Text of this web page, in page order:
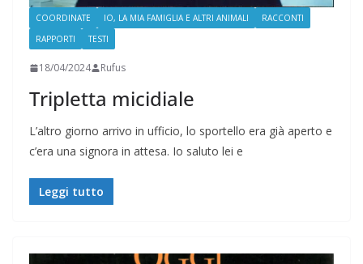
COORDINATE IO, LA MIA FAMIGLIA E ALTRI ANIMALI
RACCONTI
RAPPORTI
TESTI
18/04/2024 Rufus
Tripletta micidiale
L’altro giorno arrivo in ufficio, lo sportello era già aperto e
c’era una signora in attesa. Io saluto lei e
Leggi tutto